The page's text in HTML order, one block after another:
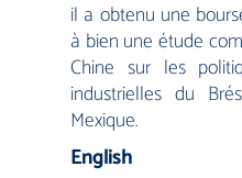
il a obtenu une
à bien une étude
Chine sur les
industrielles du
Mexique.
English